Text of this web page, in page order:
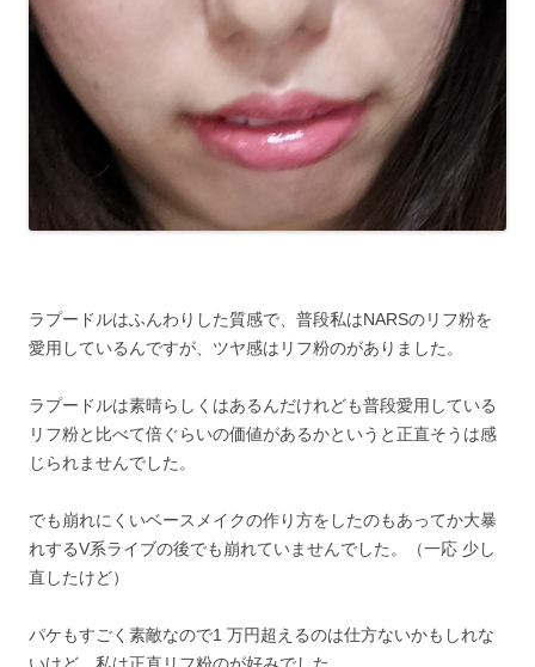
ラプードルはふんわりした質感で、普段私はNARSのリフ粉を
愛用しているんですが、ツヤ感はリフ粉のがありました。
ラプードルは素晴らしくはあるんだけれども普段愛用している
リフ粉と比べて倍ぐらいの価値があるかというと正直そうは感
じられませんでした。
でも崩れにくいベースメイクの作り方をしたのもあってか大暴
れするV系ライブの後でも崩れていませんでした。（一応 少し
直したけど）
パケもすごく素敵なので1 万円超えるのは仕方ないかもしれな